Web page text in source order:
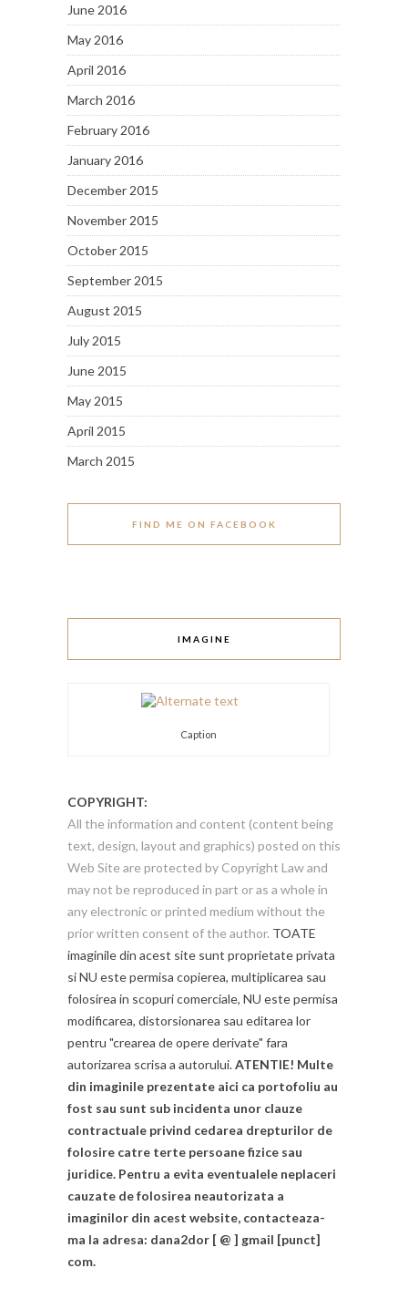
June 2016
May 2016
April 2016
March 2016
February 2016
January 2016
December 2015
November 2015
October 2015
September 2015
August 2015
July 2015
June 2015
May 2015
April 2015
March 2015
FIND ME ON FACEBOOK
IMAGINE
Caption
COPYRIGHT:
All the information and content (content being
text, design, layout and graphics) posted on this
Web Site are protected by Copyright Law and
may not be reproduced in part or as a whole in
any electronic or printed medium without the
prior written consent of the author. TOATE
imaginile din acest site sunt proprietate privata
si NU este permisa copierea, multiplicarea sau
folosirea in scopuri comerciale, NU este permisa
modificarea, distorsionarea sau editarea lor
pentru "crearea de opere derivate" fara
autorizarea scrisa a autorului.ATENTIE! Multe
din imaginile prezentate aici ca portofoliu au
fost sau sunt sub incidenta unor clauze
contractuale privind cedarea drepturilor de
folosire catre terte persoane fizice sau
juridice. Pentru a evita eventualele neplaceri
cauzate de folosirea neautorizata a
imaginilor din acest website, contacteaza-
ma la adresa: dana2dor [ @ ] gmail [punct]
com.